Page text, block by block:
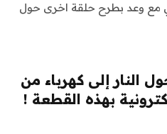
مع وعد بطرح حلقة اخرى حول
كيف تحول النار إلى كهرباء من
بهذه القطعة !